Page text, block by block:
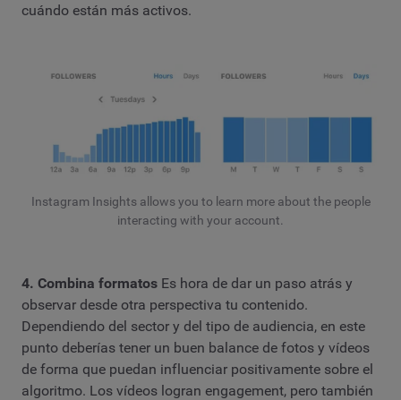
cuándo están más activos.
Instagram Insights allows you to learn more about the people
interacting with your account.
4. Combina formatos Es hora de dar un paso atrás y
observar desde otra perspectiva tu contenido.
Dependiendo del sector y del tipo de audiencia, en este
punto deberías tener un buen balance de fotos y vídeos
de forma que puedan influenciar positivamente sobre el
algoritmo. Los vídeos logran engagement, pero también